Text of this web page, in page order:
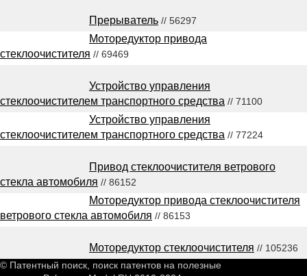
Прерыватель // 56297
Моторедуктор привода
стеклоочистителя // 69469
Устройство управления
стеклоочистителем транспортного средства // 71100
Устройство управления
стеклоочистителем транспортного средства // 77224
Привод стеклоочистителя ветрового
стекла автомобиля // 86152
Моторедуктор привода стеклоочистителя
ветрового стекла автомобиля // 86153
Моторедуктор стеклоочистителя // 105236
© Патентный поиск, поиск патентов на полезные